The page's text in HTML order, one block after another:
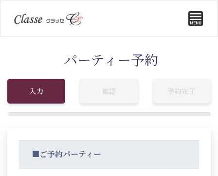
パーティー予約
入力 確認 予約完了
■ご予約パーティー